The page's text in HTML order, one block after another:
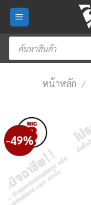
Skip
content
Products
search
หน้าหลัก /
-49%